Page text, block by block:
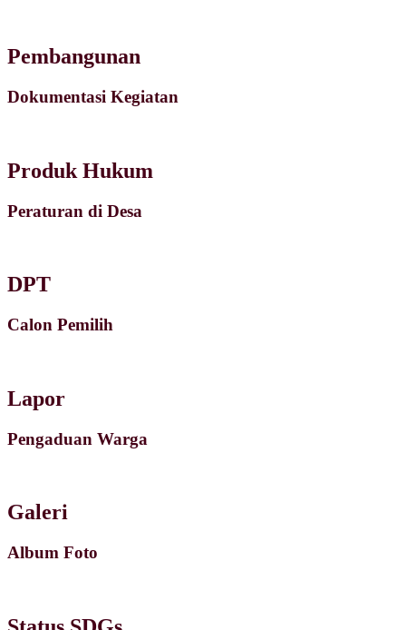
Pembangunan
Dokumentasi Kegiatan
Produk Hukum
Peraturan di Desa
DPT
Calon Pemilih
Lapor
Pengaduan Warga
Galeri
Album Foto